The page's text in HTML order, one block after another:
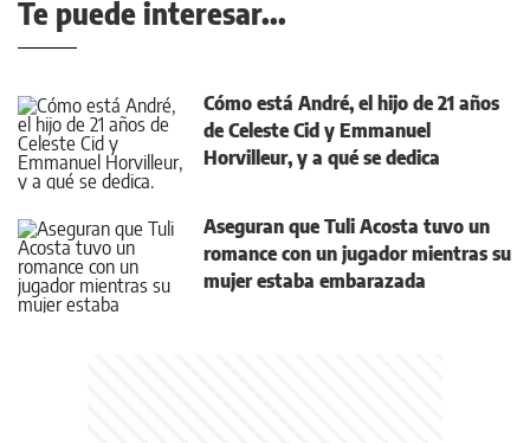
Te puede interesar...
Cómo está André, el hijo de 21 años
de Celeste Cid y Emmanuel
Horvilleur, y a qué se dedica
Aseguran que Tuli Acosta tuvo un
romance con un jugador mientras su
mujer estaba embarazada